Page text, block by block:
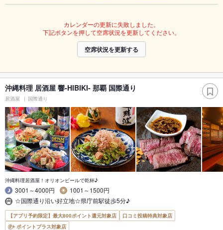
カレンダーの更新に失敗しました。
下記ボタンを押して空席状況を更新してください。
空席状況を更新する
沖縄料理 居酒屋 響-HIBIKI- 那覇 国際通り
居酒屋 国際通り
沖縄料理居酒屋！オリオンビールで乾杯♪
3001～4000円
1001～1500円
☆国際通り沿い好立地☆県庁前駅徒歩5分♪
【アプリ予約限定】最大800ポイント還元対象店
口コミ投稿特典対象店
ポイントプラス対象店